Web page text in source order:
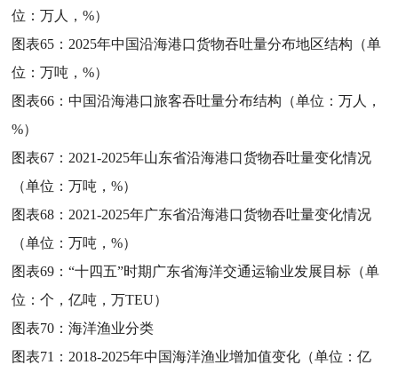
位：万人，%）
图表65： 2025年中国沿海港口货物吞吐量分布地区结构（单
位：万吨，%）
图表66：中国沿海港口旅客吞吐量分布结构（单位：万人，
%）
图表67： 2021-2025年山东省沿海港口货物吞吐量变化情况
（单位：万吨，%）
图表68： 2021-2025年广东省沿海港口货物吞吐量变化情况
（单位：万吨，%）
图表69：“十四五”时期广东省海洋交通运输业发展目标（单
位：个，亿吨，万TEU）
图表70：海洋渔业分类
图表71： 2018-2025年中国海洋渔业增加值变化（单位：亿